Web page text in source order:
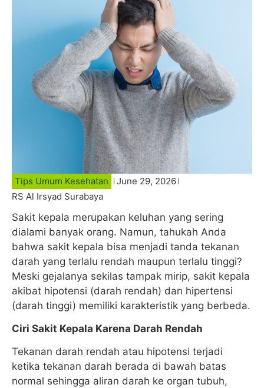
Tips Umum Kesehatan
June 29, 2026
RS Al Irsyad Surabaya
Sakit kepala merupakan keluhan yang sering
dialami banyak orang. Namun, tahukah Anda
bahwa sakit kepala bisa menjadi tanda tekanan
darah yang terlalu rendah maupun terlalu tinggi?
Meski gejalanya sekilas tampak mirip, sakit kepala
akibat hipotensi (darah rendah) dan hipertensi
(darah tinggi) memiliki karakteristik yang berbeda.
Ciri Sakit Kepala Karena Darah Rendah
Tekanan darah rendah atau hipotensi terjadi
ketika tekanan darah berada di bawah batas
normal sehingga aliran darah ke organ tubuh,